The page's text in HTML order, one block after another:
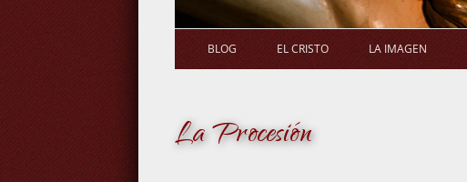
BLOG EL CRISTO LA IMAGEN
La Procesión